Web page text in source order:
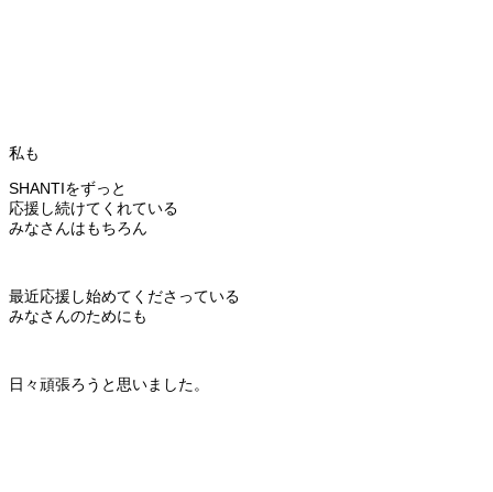
私も
SHANTIをずっと
応援し続けてくれている
みなさんはもちろん
最近応援し始めてくださっている
みなさんのためにも
日々頑張ろうと思いました。